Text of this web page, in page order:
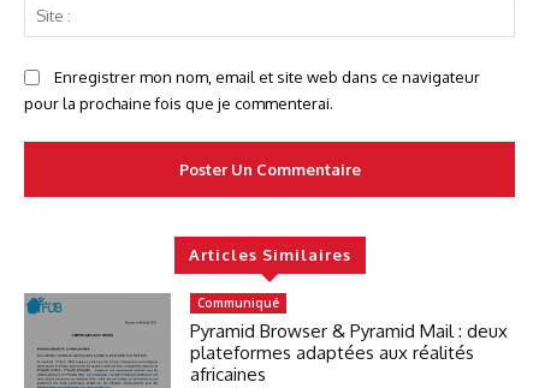
:
Enregistrer mon nom, email et site web dans ce navigateur
pour la prochaine fois que je commenterai.
Articles Similaires
Communiqué
Pyramid Browser & Pyramid Mail : deux
plateformes adaptées aux réalités
africaines